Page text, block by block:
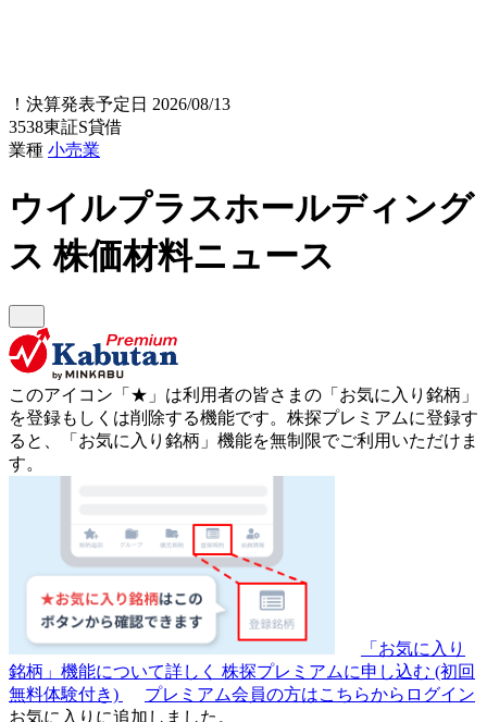
！ 決算発表予定日 2026/08/13
3538東証S貸借
業種 小売業
ウイルプラスホールディング
ス株価材料ニュース
このアイコン 「★」 は利用者の皆さまの 「お気に入り銘柄」
を登録もしくは削除する機能です。 株探プレミアムに登録す
ると、「お気に入り銘柄」機能を無制限でご利用いただけま
す。
「お気に入り
銘柄」機能について詳しく 株探プレミアムに申し込む (初回
無料体験付き)
プレミアム会員の方はこちらからログイン
お気に入りに追加しました。